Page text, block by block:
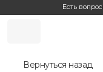
Есть
Вернуться назад